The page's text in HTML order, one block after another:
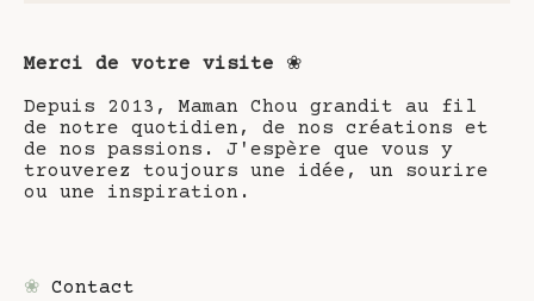
Merci de votre visite ❀
Depuis 2013, Maman Chou grandit au fil
de notre quotidien, de nos créations et
de nos passions. J'espère que vous y
trouverez toujours une idée, un sourire
ou une inspiration.
❀ Contact